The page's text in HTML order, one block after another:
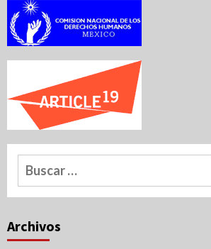
Buscar:
Archivos